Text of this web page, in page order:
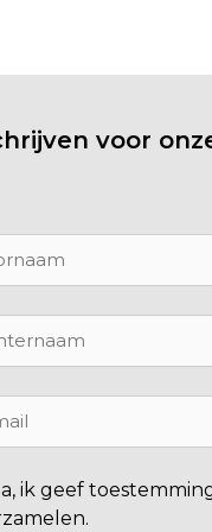
voor
ik geef